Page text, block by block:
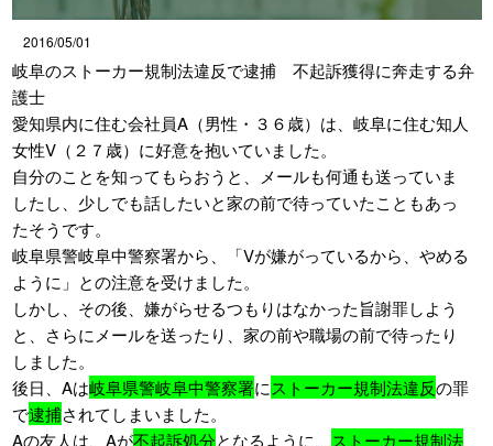
2016/05/01
岐阜のストーカー規制法違反で逮捕 不起訴獲得に奔走する弁
護士
愛知県内に住む会社員A（男性・３６歳）は、岐阜に住む知人
女性V（２７歳）に好意を抱いていました。
自分のことを知ってもらおうと、メールも何通も送っていま
したし、少しでも話したいと家の前で待っていたこともあっ
たそうです。
岐阜県警岐阜中警察署から、「Vが嫌がっているから、やめる
ように」との注意を受けました。
しかし、その後、嫌がらせるつもりはなかった旨謝罪しよう
と、さらにメールを送ったり、家の前や職場の前で待ったり
しました。
後日、Aは岐阜県警岐阜中警察署にストーカー規制法違反の罪
で逮捕されてしまいました。
Aの友人は、Aが不起訴処分となるように、 ストーカー規制法